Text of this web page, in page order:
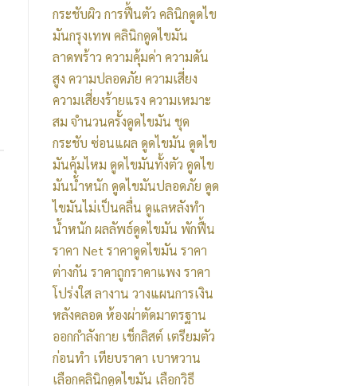
บ้าง?
เช็
กลิสต์
ที่
ควร
รู้
กาย
ได้
เมื่อ
ไหร่?
สิ่ง
ที่
ควร
รู้
มัน
มี
แผล
เป็น
ไหม
แผล
อยู่
ตรง
ไหน?
สิ่ง
ที่
ควร
รู้
กระชับผิว การฟื้นตัว คลินิกดูดไข
มันกรุงเทพ คลินิกดูดไขมัน
ลาดพร้าว ความคุ้มค่า ความดัน
สูง ความปลอดภัย ความเสี่ยง
ความเสี่ยงร้ายแรง ความเหมาะ
สม จำนวนครั้งดูดไขมัน ชุด
กระชับ ซ่อนแผล ดูดไขมัน ดูดไข
มันคุ้มไหม ดูดไขมันทั้งตัว ดูดไข
มันน้ำหนัก ดูดไขมันปลอดภัย ดูด
ไขมันไม่เป็นคลื่น ดูแลหลังทำ
น้ำหนัก ผลลัพธ์ดูดไขมัน พักฟื้น
ราคา Net ราคาดูดไขมัน ราคา
ต่างกัน ราคาถูกราคาแพง ราคา
โปร่งใสลางาน วางแผนการเงิน
หลังคลอด ห้องผ่าตัดมาตรฐาน
ออกกำลังกาย เช็กลิสต์ เตรียมตัว
ก่อนทำ เทียบราคา เบาหวาน
เลือกคลินิกดูดไขมัน เลือกวิธี